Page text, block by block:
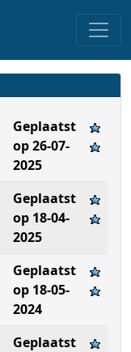
Geplaatst
op 26-07-
2025
Geplaatst
op 18-04-
2025
Geplaatst
op 18-05-
2024
Geplaatst